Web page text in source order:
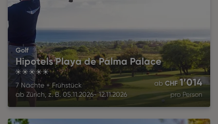
Golf
Hipotels Playa de Palma Palace
7 Nächte + Frühstück
ab Zürich, z. B. 05.11.2026- 12.11.2026
ab CHF 1’014
pro Person